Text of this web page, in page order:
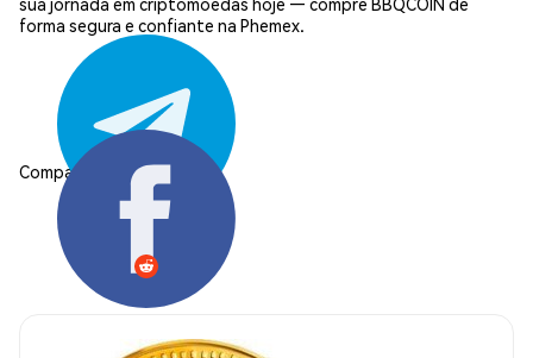
forma segura e confiante na Phemex.
Compartilhar: